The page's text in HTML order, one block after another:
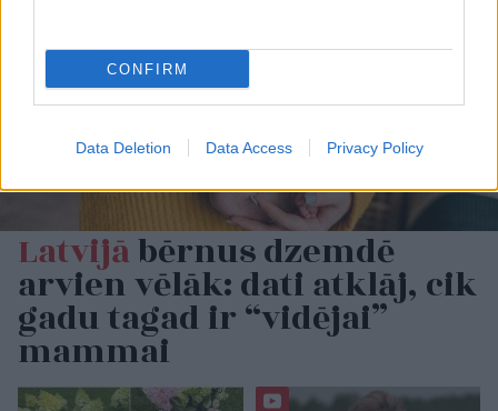
CONFIRM
Data Deletion Data Access Privacy Policy
Latvijābērnus dzemdē
arvien vēlāk: dati atklāj, cik
gadu tagad ir “vidējai”
mammai